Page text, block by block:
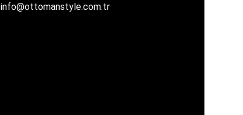
info@ottomanstyle.com.tr